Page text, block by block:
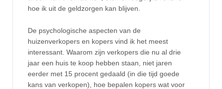
hoe ik uit de geldzorgen kan blijven.
De psychologische aspecten van de
huizenverkopers en kopers vind ik het meest
interessant. Waarom zijn verkopers die nu al drie
jaar een huis te koop hebben staan, niet jaren
eerder met 15 procent gedaald (in die tijd goede
kans van verkopen), hoe bepalen kopers wat voor